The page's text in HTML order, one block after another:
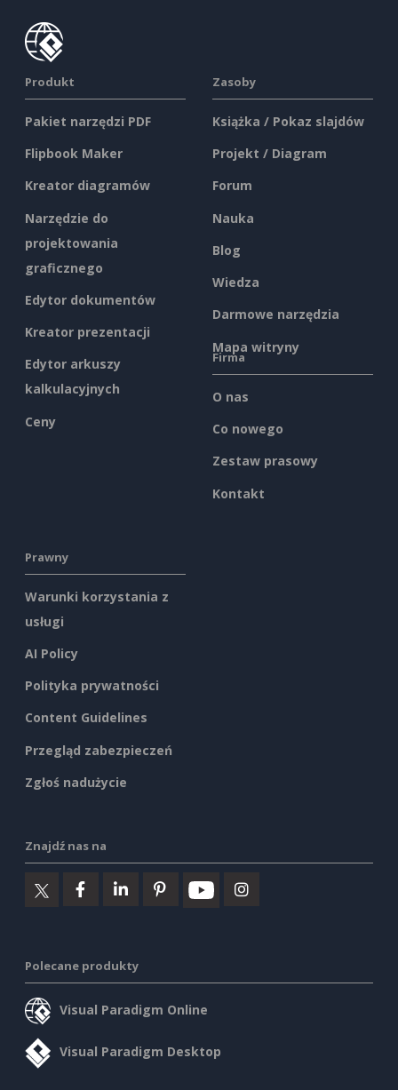
Produkt
Pakiet narzędzi PDF
Flipbook Maker
Kreator diagramów
Narzędzie do
projektowania
graficznego
Edytor dokumentów
Kreator prezentacji
Edytor arkuszy
kalkulacyjnych
Ceny
Zasoby
Książka / Pokaz slajdów
Projekt / Diagram
Forum
Nauka
Blog
Wiedza
Darmowe narzędzia
Mapa witryny
Firma
O nas
Co nowego
Zestaw prasowy
Kontakt
Prawny
Warunki korzystania z
usługi
AI Policy
Polityka prywatności
Content Guidelines
Przegląd zabezpieczeń
Zgłoś nadużycie
Znajdź nas na
Polecane produkty
Visual Paradigm Online
Visual Paradigm Desktop